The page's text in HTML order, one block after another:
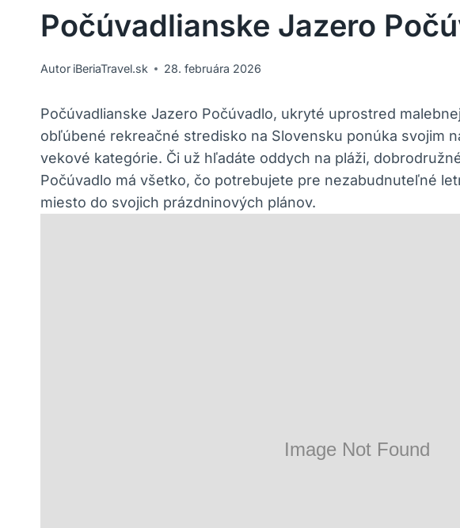
Počúvadlianske Jazero
Autor iBeriaTravel.sk 28. februára 2026
Počúvadlianske Jazero Počúvadlo, ukryté uprostred
obľúbené rekreačné stredisko na Slovensku ponúka svojim
vekové kategórie. Či už hľadáte oddych na pláži,
Počúvadlo má všetko, čo potrebujete pre nezabudnuteľné
miesto do svojich prázdninových plánov.